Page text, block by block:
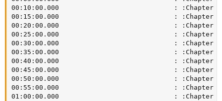
00:10:00.000                             : :Chapter 3
00:15:00.000                             : :Chapter 4
00:20:00.000                             : :Chapter 5
00:25:00.000                             : :Chapter 6
00:30:00.000                             : :Chapter 7
00:35:00.000                             : :Chapter 8
00:40:00.000                             : :Chapter 9
00:45:00.000                             : :Chapter
00:50:00.000                             : :Chapter
00:55:00.000                             : :Chapter
01:00:00.000                             : :Chapter